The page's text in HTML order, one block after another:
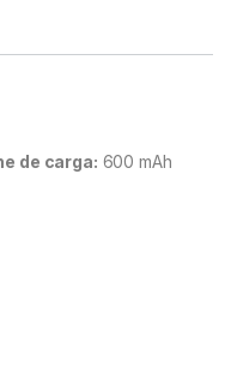
de carga: 600 mAh